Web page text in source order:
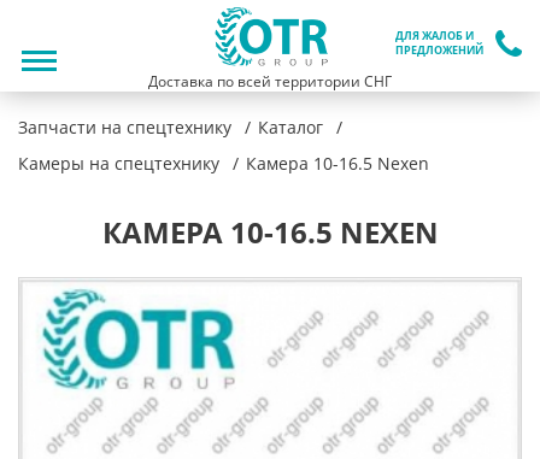
ДЛЯ ЖАЛОБ И
ПРЕДЛОЖЕНИЙ
Доставка по всей территории СНГ
Запчасти на спецтехнику
Каталог
Камеры на спецтехнику
Камера 10-16.5 Nexen
КАМЕРА 10-16.5 NEXEN